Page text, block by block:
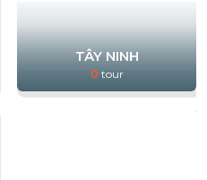
TÂY NINH
0 tour